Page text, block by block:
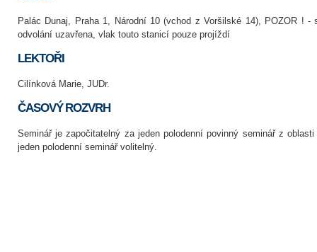
Palác Dunaj, Praha 1, Národní 10 (vchod z Voršilské 14), POZOR ! -
odvolání uzavřena, vlak touto stanicí pouze projíždí
LEKTOŘI
Cilínková Marie, JUDr.
ČASOVÝ ROZVRH
Seminář je započitatelný za jeden polodenní povinný seminář z
jeden polodenní seminář volitelný.